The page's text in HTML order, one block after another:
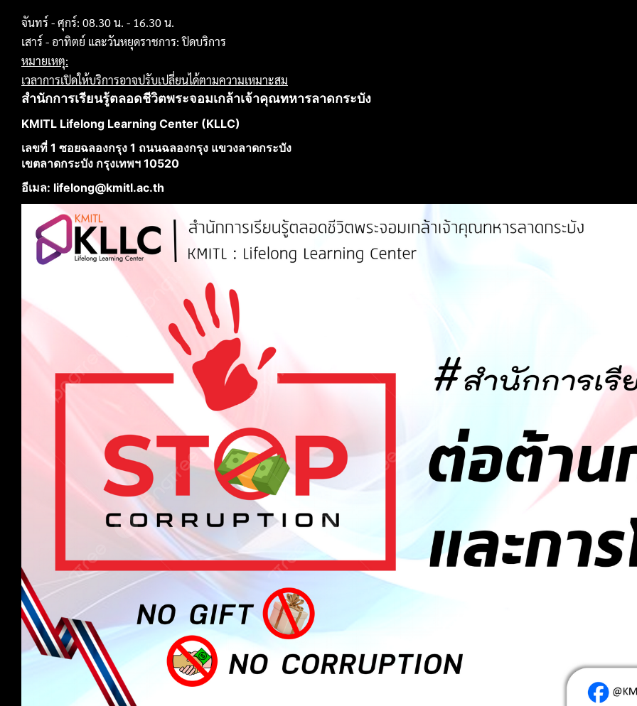
จันทร์ - ศุกร์: 08.30 น. - 16.30 น.
เสาร์ - อาทิตย์ และวันหยุดราชการ: ปิดบริการ
หมายเหตุ:
เวลาการเปิดให้บริการอาจปรับเปลี่ยนได้ตามความเหมาะสม
สำนักการเรียนรู้ตลอดชีวิตพระจอมเกล้าเจ้าคุณทหารลาดกระบัง
KMITL Lifelong Learning Center (KLLC)
เลขที่ 1 ซอยฉลองกรุง 1 ถนนฉลองกรุง แขวงลาดกระบัง
เขตลาดกระบัง กรุงเทพฯ 10520
อีเมล: lifelong@kmitl.ac.th